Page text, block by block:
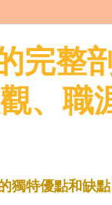
完整
、職
獨特優點和缺點